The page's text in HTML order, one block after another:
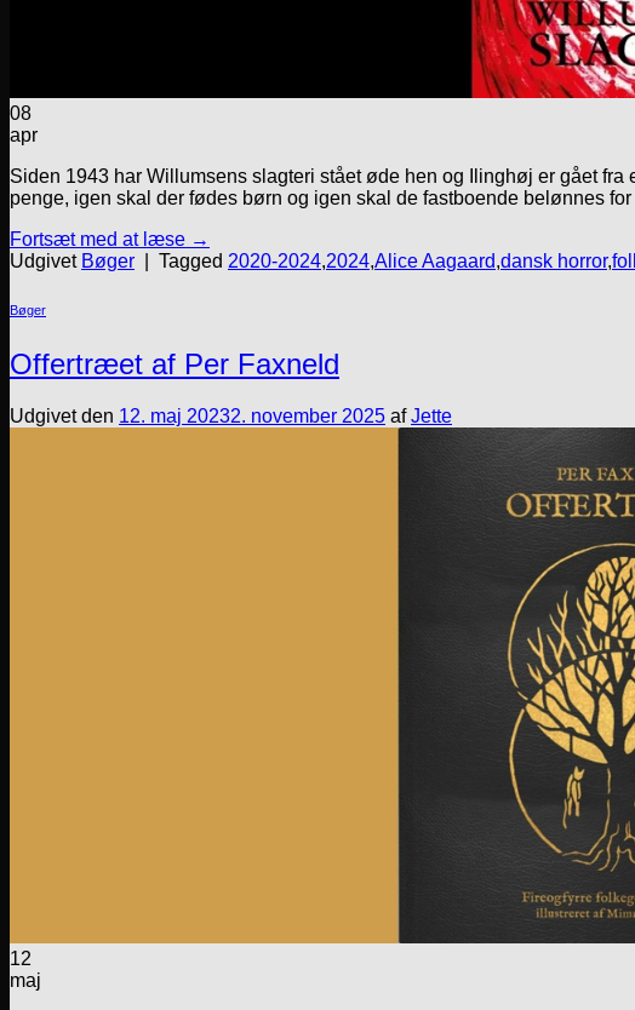
08
apr
Siden 1943 har Willumsens slagteri stået øde hen og Ilinghøj er gået
penge, igen skal der fødes børn og igen skal de fastboende belønnes
Fortsæt med at læse →
Udgivet Bøger Tagged 2020-2024,2024,Alice Aagaard,dansk horror,
Bøger
Offertræet af Per Faxneld
Udgivet den 12. maj 20232. november 2025 afJette
12
maj